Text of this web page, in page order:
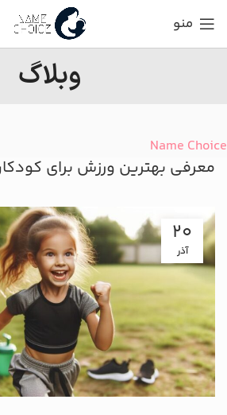
منو
وبلاگ
Name Choice
معرفی بهترین ورزش برای
20
آذر